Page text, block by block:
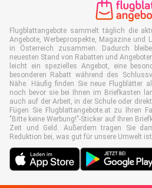
Flugblattangebote sammelt täglich die
Angebote, Werbeprospekte, Magazine und
in Österreich zusammen. Dadurch
neuesten Stand von Rabatten und
leicht ein spezielles Angebot, eine
besonderen Rabatt während des
Nähe. Häufig finden Sie neue Flugblätter
noch bevor sie bei Ihnen im Briefkasten
auch auf der Arbeit, in der Schule oder
Fügen Sie Flugblattangebote.at zu Ihren
"Bitte keine Werbung!"-Sticker auf Ihren
Zeit und Geld. Außerdem tragen Sie
Reduktion bei, was gut für unsere Umwelt ist.